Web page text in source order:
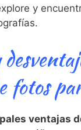
y
fotos
ventajas